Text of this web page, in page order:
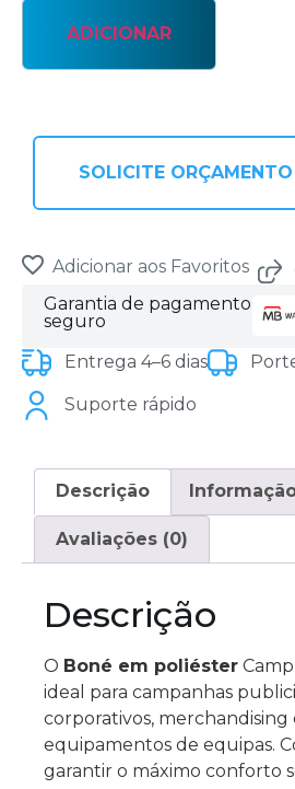
ADICIONAR
SOLICITE ORÇAMENTO
Adicionar aos Favoritos
Garantia de pagamento
seguro
Entrega 4–6 dias
Suporte rápido
Descrição
Avaliações (0)
Descrição
O Boné em poliéster
ideal para campanhas
corporativos, merchandising
equipamentos de equipas.
garantir o máximo conforto